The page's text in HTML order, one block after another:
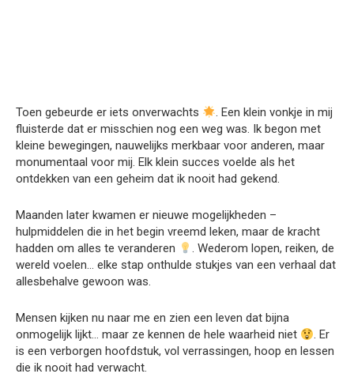
Toen gebeurde er iets onverwachts
. Een klein vonkje in mij
fluisterde dat er misschien nog een weg was. Ik begon met
kleine bewegingen, nauwelijks merkbaar voor anderen, maar
monumentaal voor mij. Elk klein succes voelde als het
ontdekken van een geheim dat ik nooit had gekend.
Maanden later kwamen er nieuwe mogelijkheden –
hulpmiddelen die in het begin vreemd leken, maar de kracht
hadden om alles te veranderen
. Wederom lopen, reiken, de
wereld voelen… elke stap onthulde stukjes van een verhaal dat
allesbehalve gewoon was.
Mensen kijken nu naar me en zien een leven dat bijna
onmogelijk lijkt… maar ze kennen de hele waarheid niet
. Er
is een verborgen hoofdstuk, vol verrassingen, hoop en lessen
die ik nooit had verwacht.